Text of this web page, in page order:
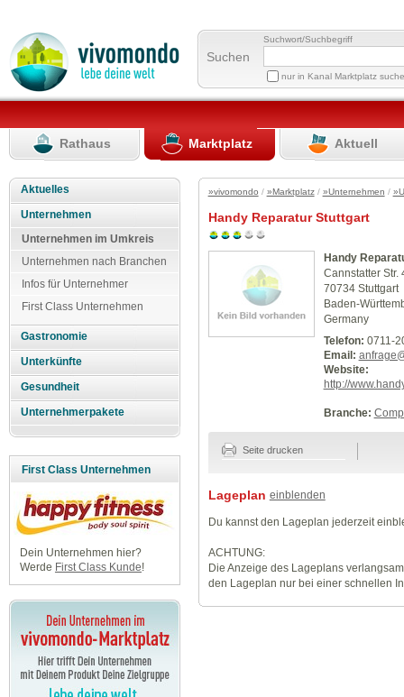
Suchen
Suchwort/Suchbegriff
nur in Kanal Marktplatz
Rathaus Marktplatz Aktuell
Aktuelles
Unternehmen
Unternehmen im Umkreis
Unternehmen nach Branchen
Infos für Unternehmer
First Class Unternehmen
Gastronomie
Unterkünfte
Gesundheit
Unternehmerpakete
First Class Unternehmen
Dein Unternehmen hier?
Werde First Class Kunde!
»vivomondo / »Marktplatz/ »Unternehmen /
Handy Reparatur Stuttgart
Handy
Cannstatter Str.
70734 Stuttgart
Baden-
Germany
Telefon: 0711-
Email:
Website:
http://
Branche:
Seite drucken
Lageplan einblenden
Du kannst den Lageplan jederzeit
ACHTUNG:
Die Anzeige des Lageplans
den Lageplan nur bei einer schnellen